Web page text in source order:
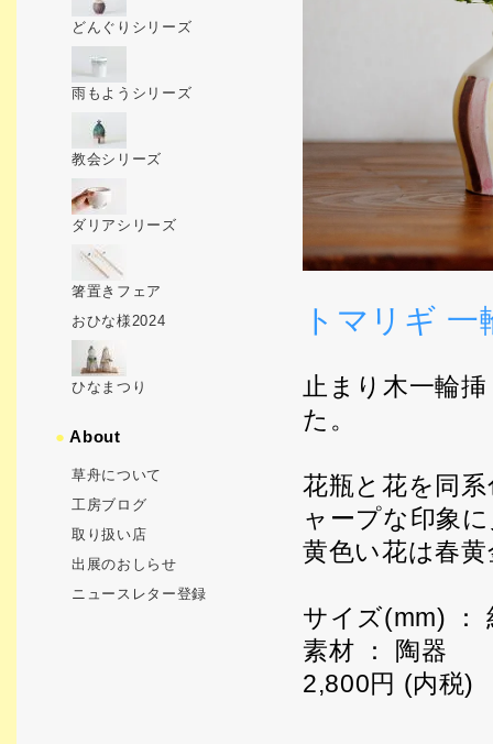
トマリギ
止まり木一輪
た。
花瓶と花を同
ャープな印象
黄色い花は春
サイズ(mm) ：
素材 ： 陶器
2,800円 (内税)
どんぐりシリーズ
雨もようシリーズ
教会シリーズ
ダリアシリーズ
箸置きフェア
おひな様2024
ひなまつり
●About
草舟について
工房ブログ
取り扱い店
出展のおしらせ
ニュースレター登録